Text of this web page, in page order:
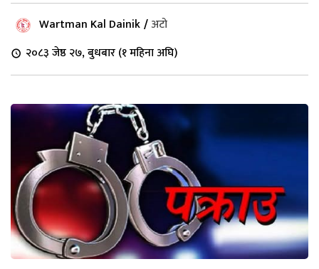
Wartman Kal Dainik/अटो
२०८३ जेष्ठ २७, बुधबार (१ महिना अघि)